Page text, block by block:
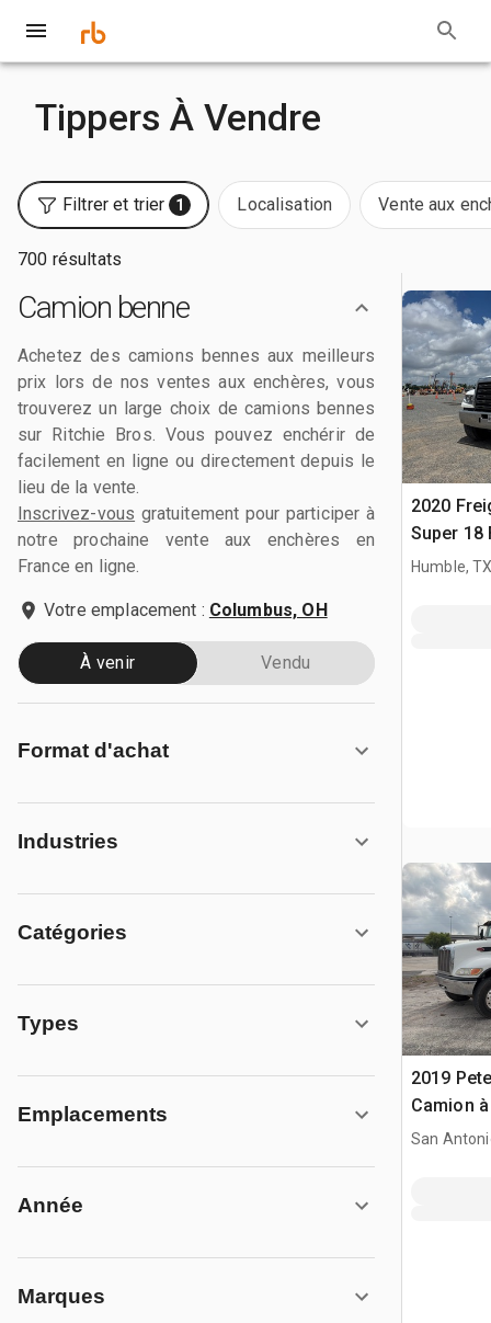
Tippers À Vendre
Filtrer et trier 1 Localisation Vente aux
700 résultats
Camion benne
Achetez des camions bennes aux meilleurs
prix lors de nos ventes aux enchères, vous
trouverez un large choix de camions bennes
sur Ritchie Bros. Vous pouvez enchérir de
facilement en ligne ou directement depuis le
lieu de la vente.
Inscrivez-vous gratuitement pour participer à
notre prochaine vente aux enchères en
France en ligne.
Votre emplacement : Columbus, OH
À venir Vendu
Format d'achat
Industries
Catégories
Types
Emplacements
Année
Marques
2020
Super 18
Truck
Humble,
2019
Camion
Quad/A
San